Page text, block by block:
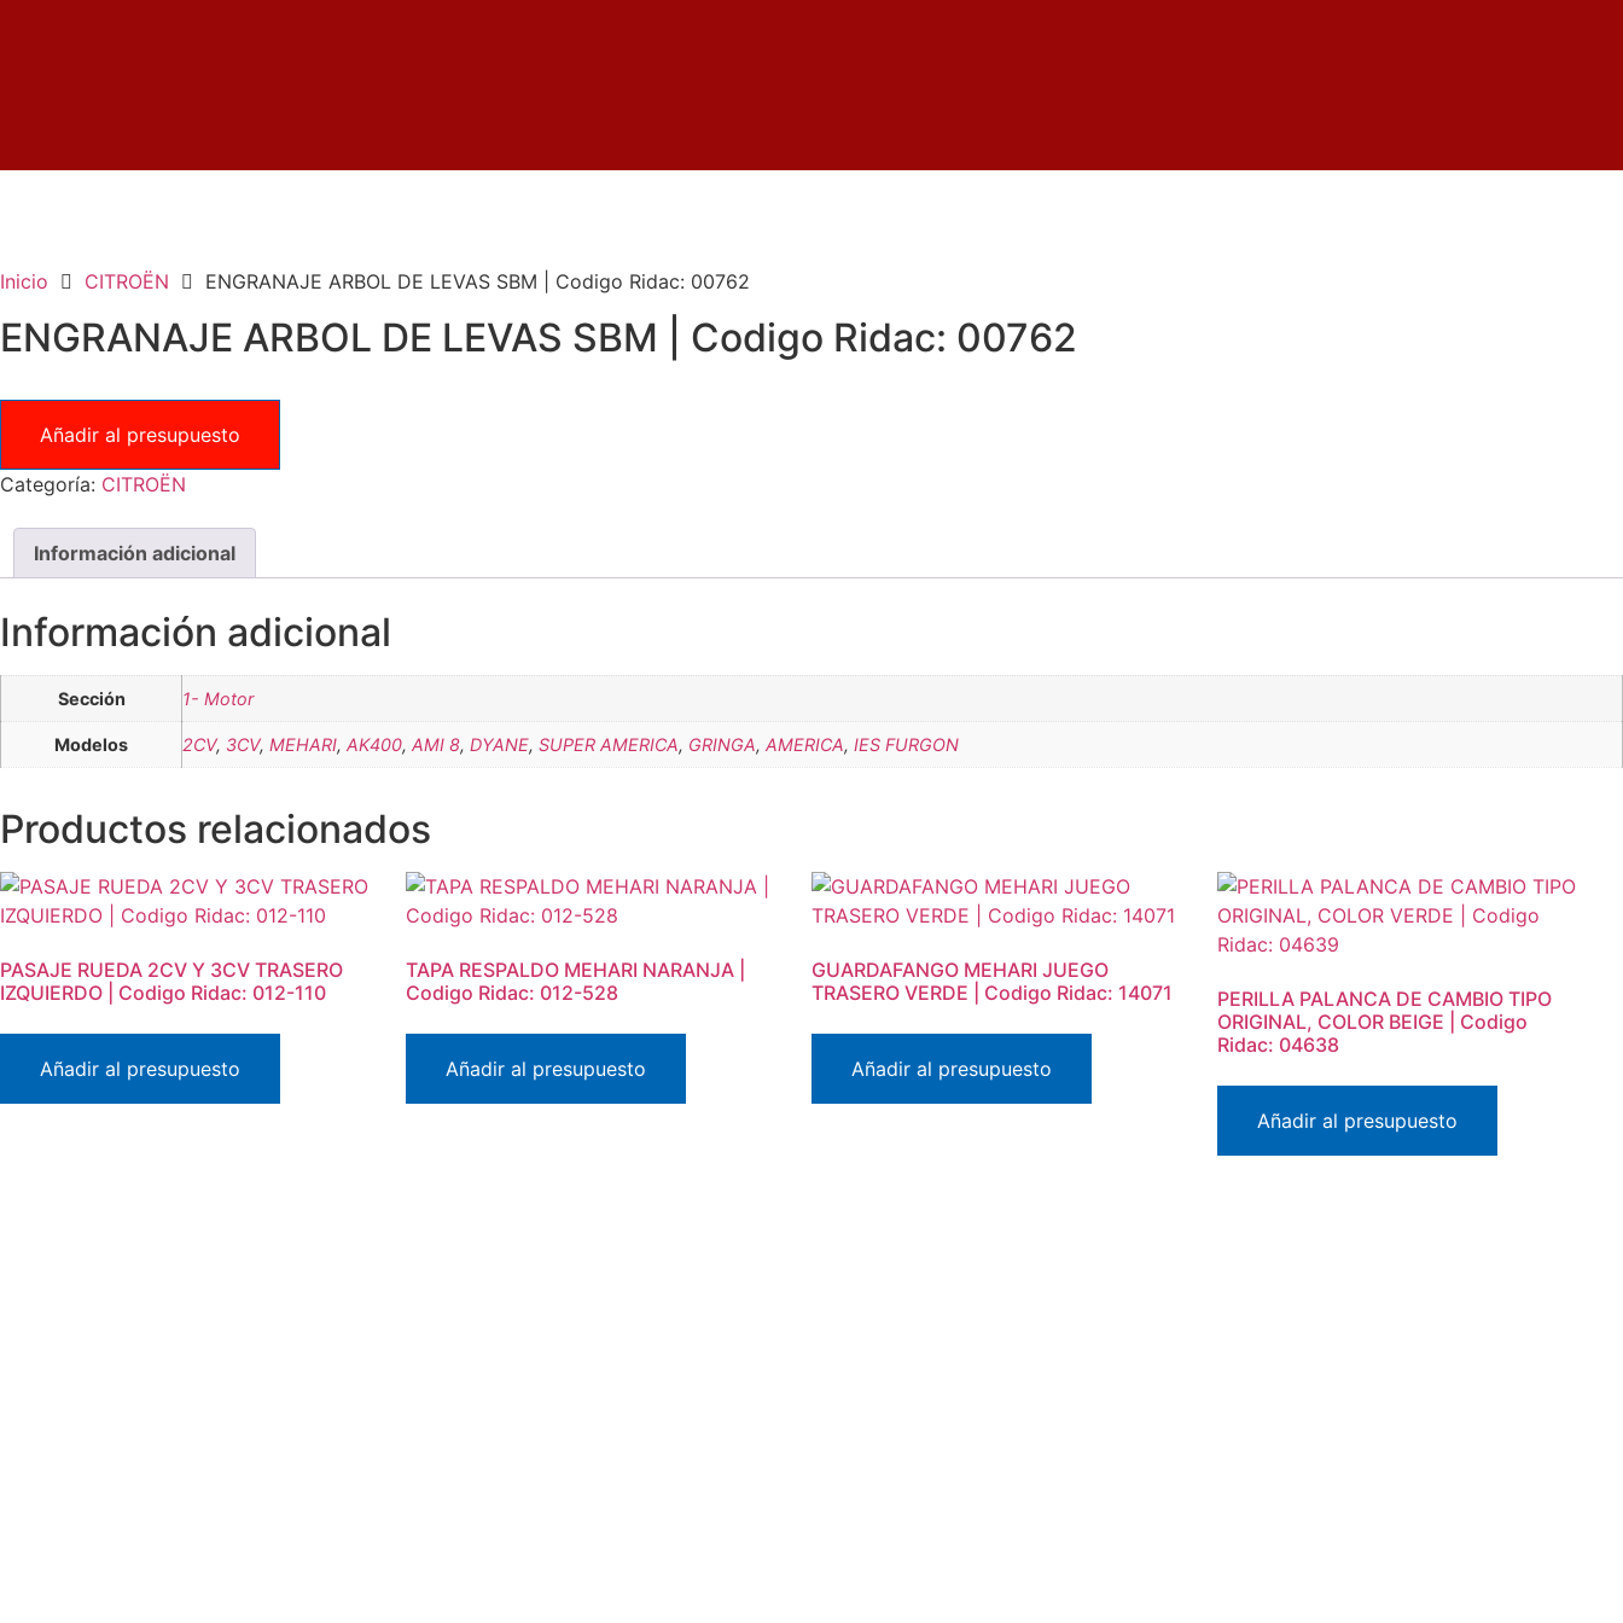
Inicio CITROËN ENGRANAJE ARBOL DE LEVAS SBM | Codigo Ridac: 00762
ENGRANAJE ARBOL DE LEVAS SBM | Codigo Ridac: 00762
Añadir al presupuesto
Categoría: CITROËN
Información adicional
Información adicional
Sección 1- Motor
Modelos 2CV, 3CV, MEHARI, AK400, AMI 8, DYANE, SUPER AMERICA, GRINGA, AMERICA, IES FURGON
Productos relacionados
PASAJE RUEDA 2CV Y 3CV TRASERO
IZQUIERDO | Codigo Ridac: 012-110
Añadir al presupuesto
TAPA RESPALDO MEHARI NARANJA |
Codigo Ridac: 012-528
Añadir al presupuesto
GUARDAFANGO MEHARI JUEGO
TRASERO VERDE | Codigo Ridac: 14071
Añadir al presupuesto
PERILLA PALANCA DE CAMBIO TIPO
ORIGINAL, COLOR BEIGE | Codigo
Ridac: 04638
Añadir al presupuesto